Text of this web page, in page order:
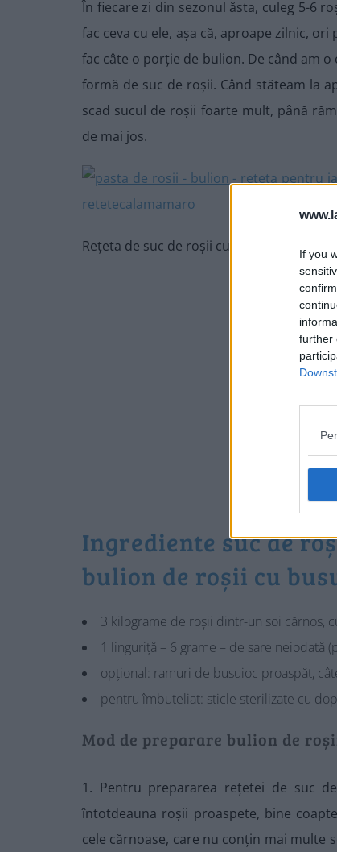
If you
further
În fiecare zi din sezonul ăsta, culeg 5-6
fac ceva cu ele, așa că, aproape zilnic,
fac câte o porție de bulion. De când am
formă de suc de roșii. Când stăteam la
scad sucul de roșii foarte mult, până
de mai jos.
Rețeta de suc de roșii cu busuioc (sau
Ingrediente suc de
bulion de roșii cu
3 kilograme de roșii dintr-un soi cărnos,
1 linguriță – 6 grame – de sare neiodată
opțional: ramuri de busuioc proaspăt,
pentru îmbuteliat: sticle sterilizate cu
Mod de preparare bulion de
1. Pentru prepararea rețetei de suc
întotdeauna roșii proaspete, bine
cele cărnoase, care nu conțin mai multe